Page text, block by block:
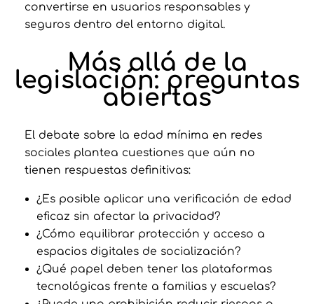
convertirse en usuarios responsables y
seguros dentro del entorno digital.
Más allá de la
legislación: preguntas
abiertas
El debate sobre la edad mínima en redes
sociales plantea cuestiones que aún no
tienen respuestas definitivas:
¿Es posible aplicar una verificación de edad
eficaz sin afectar la privacidad?
¿Cómo equilibrar protección y acceso a
espacios digitales de socialización?
¿Qué papel deben tener las plataformas
tecnológicas frente a familias y escuelas?